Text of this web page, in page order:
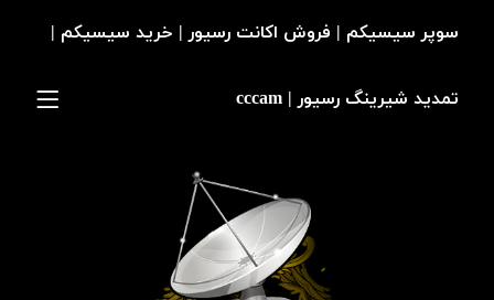
سوپر سیسیکم | فروش اکانت رسیور | خرید سیسیکم |
تمدید شیرینگ رسیور | cccam